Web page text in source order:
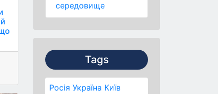
середовище
Tags
Росія Україна Київ